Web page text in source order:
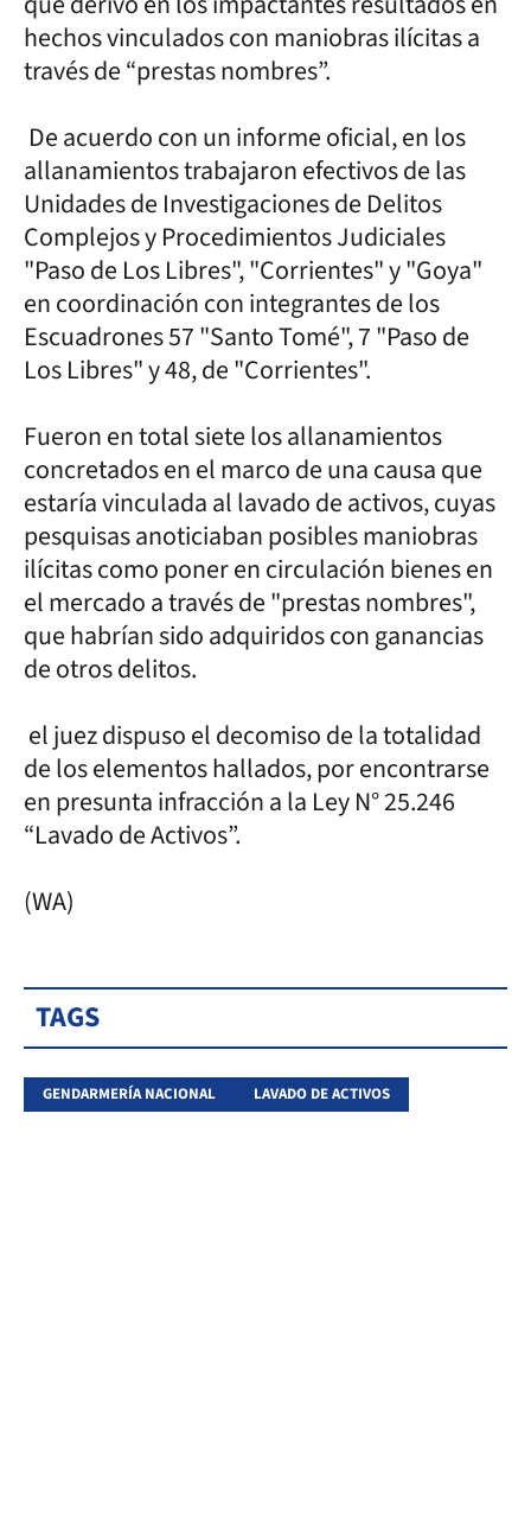
hechos vinculados con maniobras ilícitas a
través de “prestas nombres”.
De acuerdo con un informe oficial, en los
allanamientos trabajaron efectivos de las
Unidades de Investigaciones de Delitos
Complejos y Procedimientos Judiciales
"Paso de Los Libres", "Corrientes" y "Goya"
en coordinación con integrantes de los
Escuadrones 57 "Santo Tomé", 7 "Paso de
Los Libres" y 48, de "Corrientes".
Fueron en total siete los allanamientos
concretados en el marco de una causa que
estaría vinculada al lavado de activos, cuyas
pesquisas anoticiaban posibles maniobras
ilícitas como poner en circulación bienes en
el mercado a través de "prestas nombres",
que habrían sido adquiridos con ganancias
de otros delitos.
el juez dispuso el decomiso de la totalidad
de los elementos hallados, por encontrarse
en presunta infracción a la Ley N° 25.246
“Lavado de Activos”.
(WA)
TAGS
GENDARMERÍA NACIONAL LAVADO DE ACTIVOS